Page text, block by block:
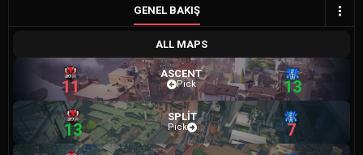
GENEL BAKIŞ
ALL MAPS
11
ASCENT
Pick 13
13
SPLIT
Pick 7